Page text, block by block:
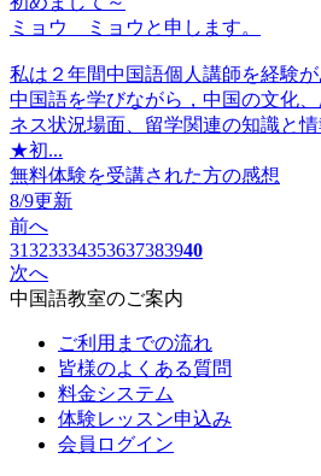
ミョウ ミョウと申します。
私は２年間中国語個人講師を経験
中国語を学びながら，中国の文化
ネス状況場面、留学関連の知識と情
★初...
無料体験を受講された方の感想
8/9更新
前へ
31323334353637383940
次へ
中国語教室のご案内
ご利用までの流れ
皆様のよくある質問
料金システム
体験レッスン申込み
会員ログイン